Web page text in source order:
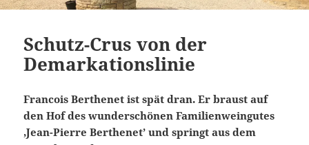
Schutz-Crus von der
Demarkationslinie
Francois Berthenet ist spät dran. Er braust auf
den Hof des wunderschönen Familienweingutes
‚Jean-Pierre Berthenet’ und springt aus dem